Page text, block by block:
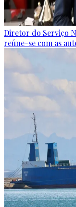
Diretor do Serviço
reúne-se com as